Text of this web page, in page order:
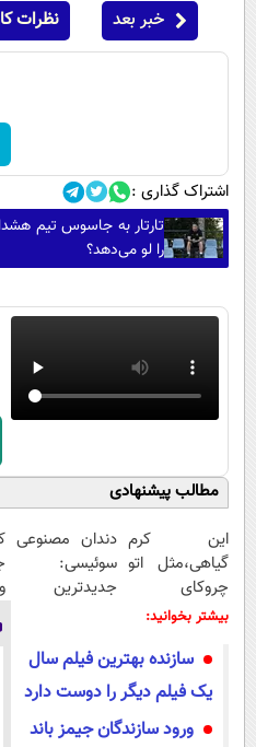
خبر بعد نظرات
اشتراک گذاری :
تارتار به جاسوس تیم
را لو می‌دهد؟
مطالب پیشنهادی
این کرم
گیاهی،مثل اتو
چروکای
پوستتوصاف
دندان مصنوعی
سوئیسی:
جدیدترین
پرداخت قسطی
و
بیشتر بخوانید:
سازنده بهترین فیلم سال
یک فیلم دیگر را دوست دارد
ورود سازندگان جیمز باند